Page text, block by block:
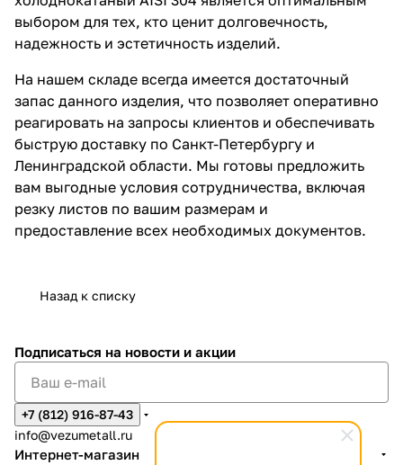
выбором для тех, кто ценит долговечность,
надежность и эстетичность изделий.
На нашем складе всегда имеется достаточный
запас данного изделия, что позволяет оперативно
реагировать на запросы клиентов и обеспечивать
быструю доставку по Санкт-Петербургу и
Ленинградской области. Мы готовы предложить
вам выгодные условия сотрудничества, включая
резку листов по вашим размерам и
предоставление всех необходимых документов.
Назад к списку
Подписаться на новости и акции
+7 (812) 916-87-43
info@vezumetall.ru
Интернет-магазин